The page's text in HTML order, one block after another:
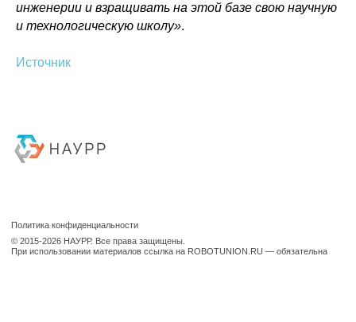
инженерии и взращивать на этой базе свою научную
и технологическую школу».
Источник